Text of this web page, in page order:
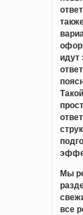
идут
Мы
все